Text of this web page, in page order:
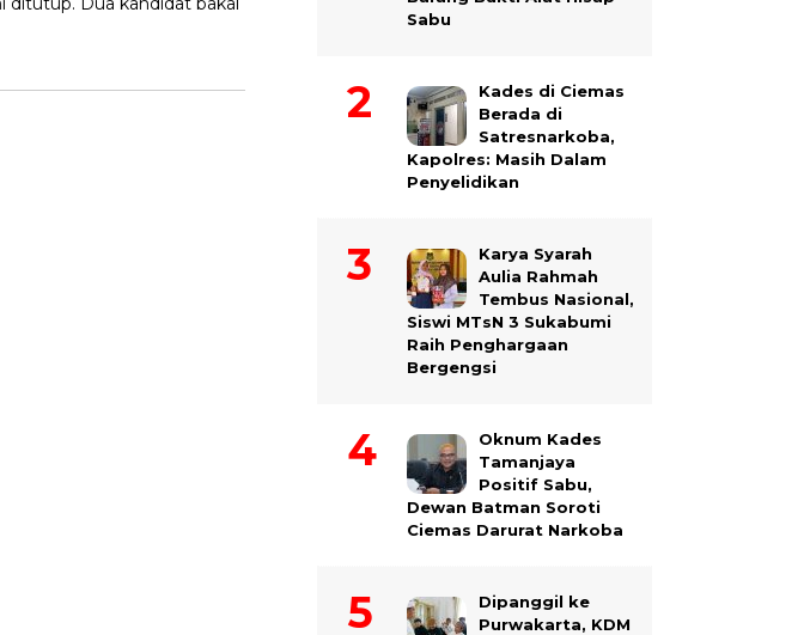
Sabu
Kades di Ciemas
Berada di
Satresnarkoba,
Kapolres: Masih Dalam
Penyelidikan
Karya Syarah
Aulia Rahmah
Tembus Nasional,
Siswi MTsN 3 Sukabumi
Raih Penghargaan
Bergengsi
Oknum Kades
Tamanjaya
Positif Sabu,
Dewan Batman Soroti
Ciemas Darurat Narkoba
Dipanggil ke
Purwakarta, KDM